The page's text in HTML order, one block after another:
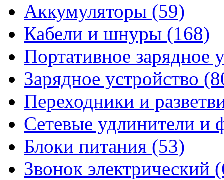
Аккумуляторы (59)
Кабели и шнуры (168)
Портативное зарядное
Зарядное устройство
Переходники и
Сетевые удлинители и
Блоки питания (53)
Звонок электрический